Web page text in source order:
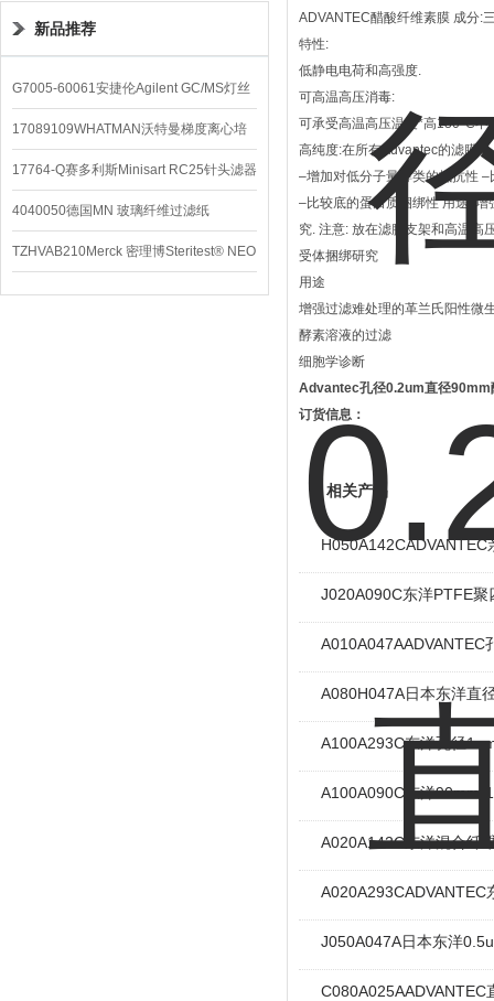
新品推荐
G7005-60061安捷伦Agilent GC/MS灯丝
配件
17089109WHATMAN沃特曼梯度离心培
养基
17764-Q赛多利斯Minisart RC25针头滤器
4040050德国MN 玻璃纤维过滤纸
TZHVAB210Merck 密理博Steritest® NEO
设备
ADVANTEC醋酸纤维素膜 成分:
特性:
低静电电荷和高强度.
可高温高压消毒:
可承受高温高压温度*高130°C
高纯度:在所有Advantec的滤膜
–增加对低分子量醇类的抵抗性
–比较底的蛋白质捆绑性 用途:
究. 注意: 放在滤膜支架和高温高
受体捆绑研究
用途
增强过滤难处理的革兰氏阳性微
酵素溶液的过滤
细胞学诊断
Advantec孔径0.2um直径90mm
订货信息：
相关产品
J020A090C东洋PTFE
A010A047AADVANTEC
A080H047A日本东洋直
A100A293C东洋孔径
A100A090C东洋
A020A142C东洋混合纤
J050A047A日本东洋